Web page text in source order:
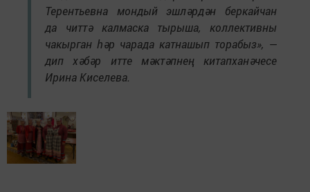
Терентьевна мондый эшләрдән беркайчан
да читтә калмаска тырыша, коллективны
чакырган һәр чарада катнашып торабыз», —
дип хәбәр итте мәктәпнең китапханәчесе
Ирина Киселева.